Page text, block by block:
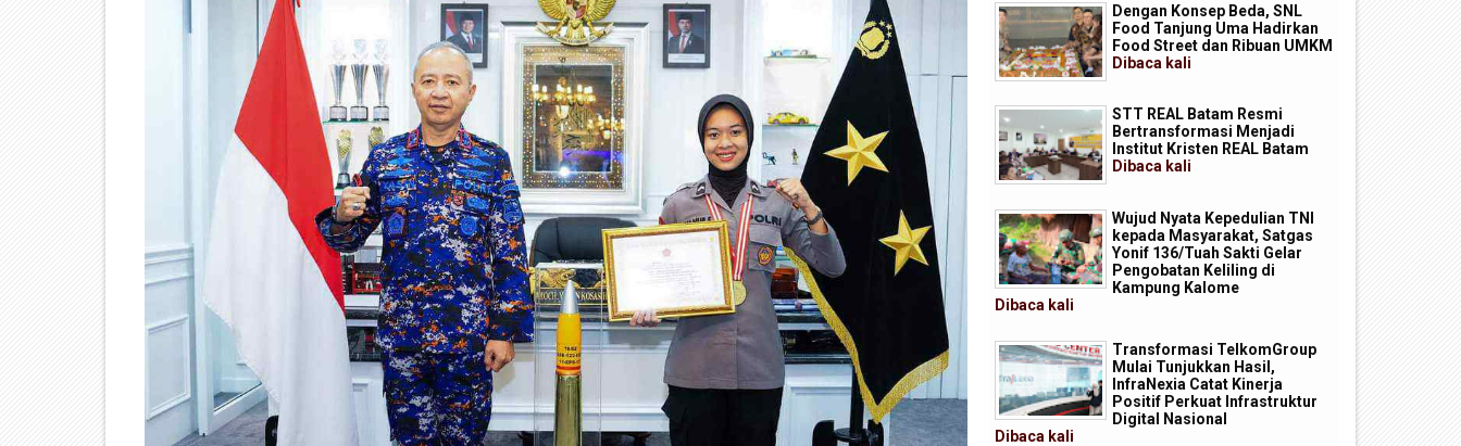
Dengan Konsep Beda, SNL
Food Tanjung Uma Hadirkan
Food Street dan Ribuan UMKM
Dibaca kali
STT REAL Batam Resmi
Bertransformasi Menjadi
Institut Kristen REAL Batam
Dibaca kali
Wujud Nyata Kepedulian TNI
kepada Masyarakat, Satgas
Yonif 136/Tuah Sakti Gelar
Pengobatan Keliling di
Kampung Kalome
Dibaca kali
Transformasi TelkomGroup
Mulai Tunjukkan Hasil,
InfraNexia Catat Kinerja
Positif Perkuat Infrastruktur
Digital Nasional
Dibaca kali